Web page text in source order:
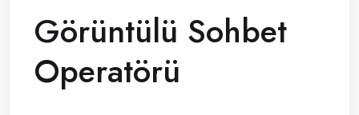
Görüntülü Sohbet
Operatörü